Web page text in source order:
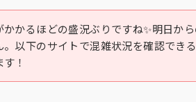
かかるほどの盛況ぶりですね✨明日か
。以下のサイトで混雑状況を確認でき
！